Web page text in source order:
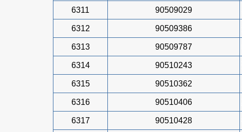
6311 90509029
6312 90509386
6313 90509787
6314 90510243
6315 90510362
6316 90510406
6317 90510428